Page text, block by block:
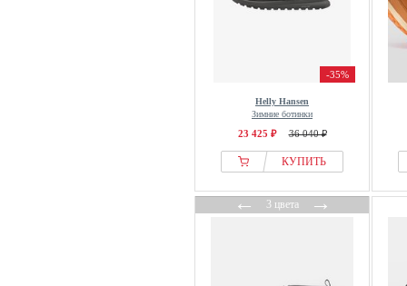
-35%
Helly Hansen
Зимние ботинки
23 425 ₽ 36 040 ₽
КУПИТЬ
←3 цвета→